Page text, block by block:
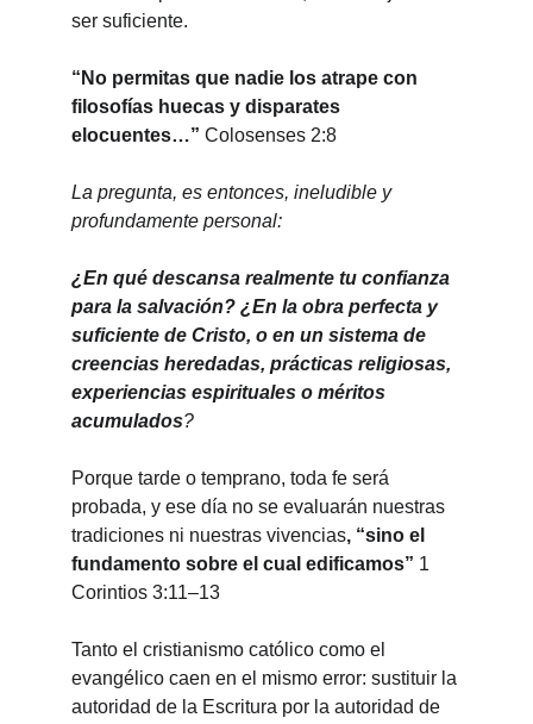
ser suficiente.
“No permitas que nadie los atrape con
filosofías huecas y disparates
elocuentes…” Colosenses 2:8
La pregunta, es entonces, ineludible y
profundamente personal:
¿En qué descansa realmente tu confianza
para la salvación? ¿En la obra perfecta y
suficiente de Cristo, o en un sistema de
creencias heredadas, prácticas religiosas,
experiencias espirituales o méritos
acumulados?
Porque tarde o temprano, toda fe será
probada, y ese día no se evaluarán nuestras
tradiciones ni nuestras vivencias, “sino el
fundamento sobre el cual edificamos” 1
Corintios 3:11–13
Tanto el cristianismo católico como el
evangélico caen en el mismo error: sustituir la
autoridad de la Escritura por la autoridad de